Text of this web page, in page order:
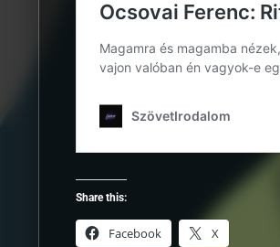
Share this:
Facebook X